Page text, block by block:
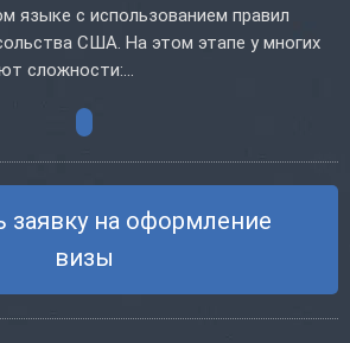
языке с использованием правил
США. На этом этапе у многих
сложности:...
заявку на оформление
визы